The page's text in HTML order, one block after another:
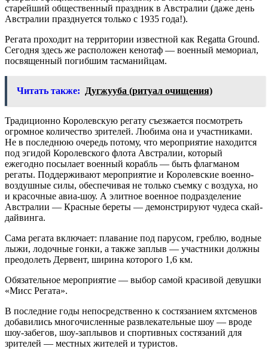
старейший общественный праздник в Австралии (даже день
Австралии празднуется только с 1935 года!).
Регата проходит на территории известной как Regatta Ground.
Сегодня здесь же расположен кенотаф — военный мемориал,
посвященный погибшим тасманийцам.
Читать также: Дугжууба (ритуал очищения)
Традиционно Королевскую регату съезжается посмотреть
огромное количество зрителей. Любима она и участниками.
Не в последнюю очередь потому, что мероприятие находится
под эгидой Королевского флота Австралии, который
ежегодно посылает военный корабль — быть флагманом
регаты. Поддерживают мероприятие и Королевские военно-
воздушные силы, обеспечивая не только съемку с воздуха, но
и красочные авиа-шоу. А элитное военное подразделение
Австралии — Красные береты — демонстрируют чудеса скай-
дайвинга.
Сама регата включает: плавание под парусом, греблю, водные
лыжи, лодочные гонки, а также заплыв — участники должны
преодолеть Дервент, ширина которого 1,6 км.
Обязательное мероприятие — выбор самой красивой девушки
«Мисс Регата».
В последние годы непосредственно к состязанием яхтсменов
добавились многочисленные развлекательные шоу — вроде
шоу-забегов, шоу-заплывов и спортивных состязаний для
зрителей — местных жителей и туристов.